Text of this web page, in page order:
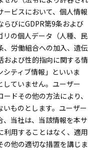
ービスにおいて、個人情報
らびにGDPR第9条および
リの個人データ（人種、民
、労働組合への加入、遺伝
および性的指向に関する情
ティブ情報」といいま
ていません。ユーザー
ドその他の方法により、
ものとします。ユーザー
当社は、当該情報を本サ
利用することはなく、適用
他の適切な措置を講じま